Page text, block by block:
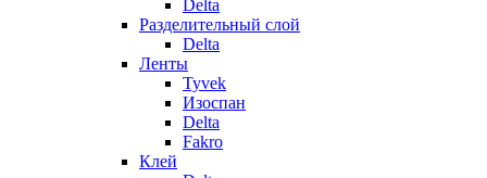
Delta
Разделительный слой
Delta
Ленты
Tyvek
Изоспан
Delta
Fakro
Клей